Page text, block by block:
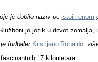
je dobilo naziv po istoimenom
je jezik u devet zemalja,
fudbaler Kristijano Ronaldo,
17 kilometara.